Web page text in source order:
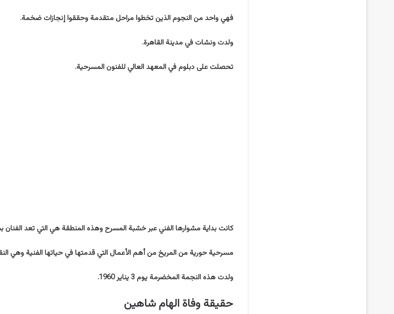
فهي واحد من النجوم الذين تخطوا مراحل متقدمة وحققوا إنجازات ضخمة.
ولدت ونشات في مدينة القاهرة.
تحصلت على دبلوم في المعهد العالي للفنون المسرحية.
كانت بداية مشوارها الفني عبر خشبة المسرح وهذه المنطقة هي التي تعد
مسرحية حورية من المريخ من أهم الأعمال التي قدمتها في حياتها الفنية وهي
ولدت هذه النجمة المخضرمة يوم 3 يناير 1960.
حقيقة وفاة الهام شاهين